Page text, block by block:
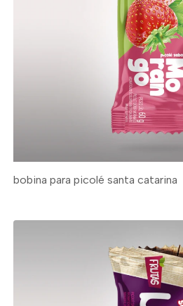
bobina para picolé santa catarina